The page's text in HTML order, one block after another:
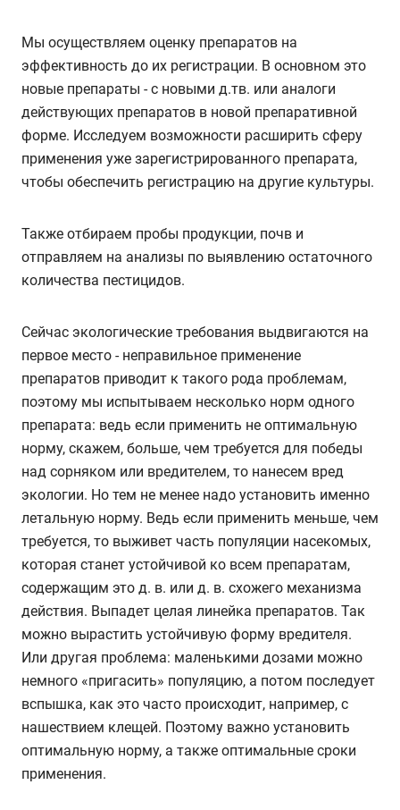
Мы осуществляем оценку препаратов на
эффективность до их регистрации. В основном это
новые препараты - с новыми д.тв. или аналоги
действующих препаратов в новой препаративной
форме. Исследуем возможности расширить сферу
применения уже зарегистрированного препарата,
чтобы обеспечить регистрацию на другие культуры.
Также отбираем пробы продукции, почв и
отправляем на анализы по выявлению остаточного
количества пестицидов.
Сейчас экологические требования выдвигаются на
первое место - неправильное применение
препаратов приводит к такого рода проблемам,
поэтому мы испытываем несколько норм одного
препарата: ведь если применить не оптимальную
норму, скажем, больше, чем требуется для победы
над сорняком или вредителем, то нанесем вред
экологии. Но тем не менее надо установить именно
летальную норму. Ведь если применить меньше, чем
требуется, то выживет часть популяции насекомых,
которая станет устойчивой ко всем препаратам,
содержащим это д. в. или д. в. схожего механизма
действия. Выпадет целая линейка препаратов. Так
можно вырастить устойчивую форму вредителя.
Или другая проблема: маленькими дозами можно
немного «пригасить» популяцию, а потом последует
вспышка, как это часто происходит, например, с
нашествием клещей. Поэтому важно установить
оптимальную норму, а также оптимальные сроки
применения.